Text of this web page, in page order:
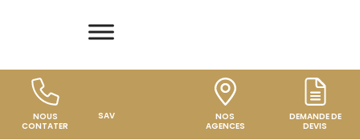
NOUS
CONTATER
SAV
NOS
AGENCES
DEMANDE DE
DEVIS